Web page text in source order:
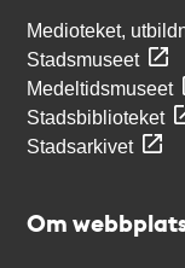
Medioteket,
Stadsmuseet
Medeltidsmuseet
Stadsbiblioteket
Stadsarkivet
Om